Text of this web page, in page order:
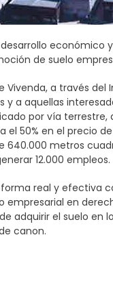
de suelo
Vivenda, a través
y a aquellas
por vía
50% en el precio
640.000 metros
12.000 empleos.
real y efectiva
empresarial en
adquirir el suelo
canon.